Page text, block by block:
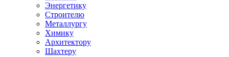
Энергетику
Строителю
Металлургу
Химику
Архитектору
Шахтеру